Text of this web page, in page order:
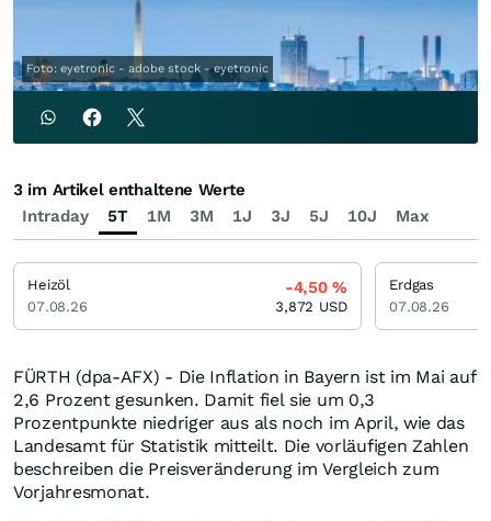
Foto: eyetronic - adobe stock - eyetronic
FÜRTH (dpa-AFX) - Die Inflation in Bayern ist im Mai auf
2,6 Prozent gesunken. Damit fiel sie um 0,3
Prozentpunkte niedriger aus als noch im April, wie das
Landesamt für Statistik mitteilt. Die vorläufigen Zahlen
beschreiben die Preisveränderung im Vergleich zum
Vorjahresmonat.
Intraday 5T 1M 3M 1J 3J 5J 10J Max
3 im Artikel enthaltene Werte
Heizöl
07.08.26
-4,50%
3,872 USD
Erdgas
07.08.26